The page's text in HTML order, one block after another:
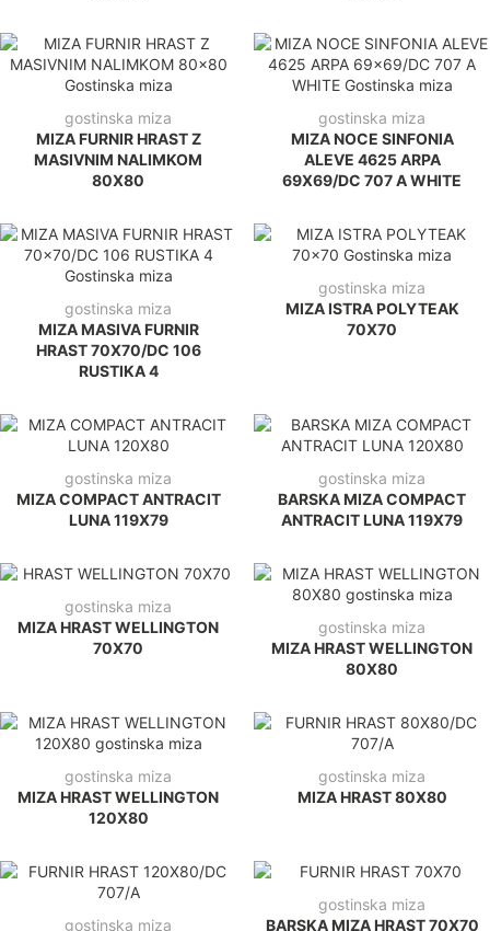
gostinska miza
MIZA FURNIR HRAST Z
MASIVNIM NALIMKOM
80X80
gostinska miza
MIZA NOCE SINFONIA
ALEVE 4625 ARPA
69X69/DC 707 A WHITE
gostinska miza
MIZA MASIVA FURNIR
HRAST 70X70/DC 106
RUSTIKA 4
gostinska miza
MIZA ISTRA POLYTEAK
70X70
gostinska miza
MIZA COMPACT ANTRACIT
LUNA 119X79
gostinska miza
BARSKA MIZA COMPACT
ANTRACIT LUNA 119X79
gostinska miza
MIZA HRAST WELLINGTON
70X70
gostinska miza
MIZA HRAST WELLINGTON
80X80
gostinska miza
MIZA HRAST WELLINGTON
120X80
gostinska miza
MIZA HRAST 80X80
gostinska miza
gostinska miza
BARSKA MIZA HRAST 70X70